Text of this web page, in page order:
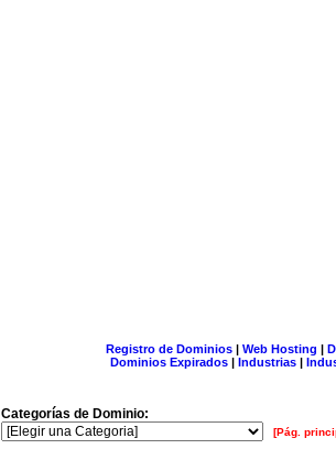
Registro de Dominios| Web Hosting |
Dominios Expirados | Industrias |
Categorías de Dominio:
[Pág.